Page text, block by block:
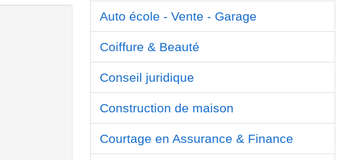
Auto école - Vente - Garage
Coiffure & Beauté
Conseil juridique
Construction de maison
Courtage en Assurance & Finance